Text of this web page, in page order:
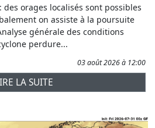
des orages localisés sont possibles
on assiste à la poursuite
générale des conditions
perdure...
03 août 2026 à 12:00
LA SUITE